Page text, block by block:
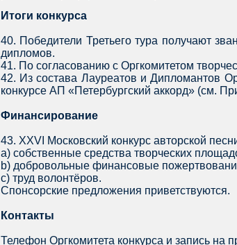
Итоги конкурса
40. Победители Третьего тура получают
дипломов.
41. По согласованию с Оргкомитетом
42. Из состава Лауреатов и Дипломантов
конкурсе АП «Петербургский аккорд» (см.
Финансирование
43. XXVI Московский конкурс авторской
a) собственные средства творческих
b) добровольные финансовые
с) труд волонтёров.
Спонсорские предложения приветствуются.
Контакты
Телефон Оргкомитета конкурса и запись